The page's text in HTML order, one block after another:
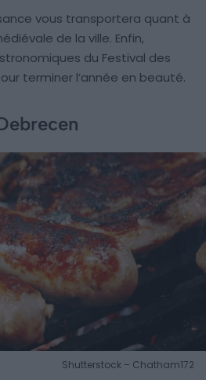
vous transportera quant à
de la ville. Enfin,
du Festival des
terminer l’année en beauté.
Shutterstock – Chatham172